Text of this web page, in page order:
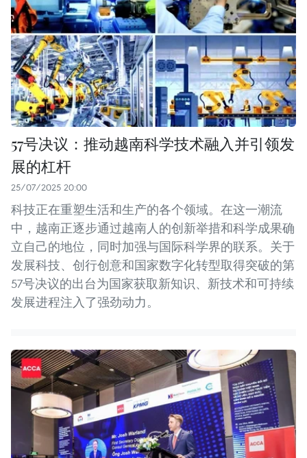
57号决议：推动越南科学技术融入并引领发
展的杠杆
25/07/2025 20:00
科技正在重塑生活和生产的各个领域。在这一潮流
中，越南正逐步通过越南人的创新举措和科学成果确
立自己的地位，同时加强与国际科学界的联系。关于
发展科技、创行创意和国家数字化转型取得突破的第
57号决议的出台为国家获取新知识、新技术和可持续
发展进程注入了强劲动力。